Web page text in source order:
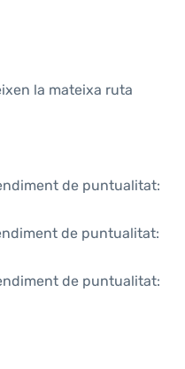
la mateixa ruta
de puntualitat:
de puntualitat:
de puntualitat: